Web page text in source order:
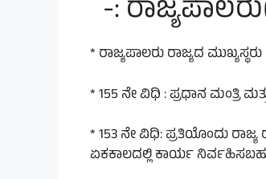
-:
* ರಾಜ್ಯಪಾಲರು ರಾಜ್ಯದ ಮುಖ್ಯಸ್ಥರು
* 155 ನೇ ವಿಧಿ : ಪ್ರಧಾನ ಮಂತ್ರಿ
* 153 ನೇ ವಿಧಿ: ಪ್ರತಿಯೊಂದು
ಏಕಕಾಲದಲ್ಲಿ ಕಾರ್ಯ